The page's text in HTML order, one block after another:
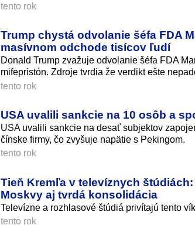
tento rok
Trump chystá odvolanie šéfa FDA
masívnom odchode tisícov ľudí
Donald Trump zvažuje odvolanie šéfa FDA
mifepristón. Zdroje tvrdia že verdikt ešte
tento rok
USA uvalili sankcie na 10 osôb a
USA uvalili sankcie na desať subjektov
čínske firmy, čo zvyšuje napätie s Pekingom.
tento rok
Tieň Kremľa v televíznych
Moskvy aj tvrdá konsolidácia
Televízne a rozhlasové štúdiá privítajú tento
tento rok